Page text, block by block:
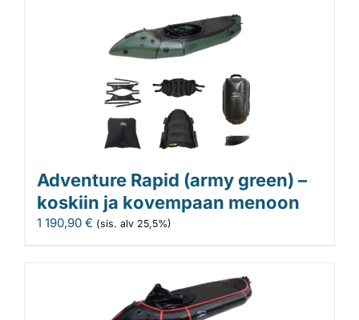
Adventure Rapid (army green) –
koskiin ja kovempaan menoon
1 190,90 € (sis. alv 25,5%)